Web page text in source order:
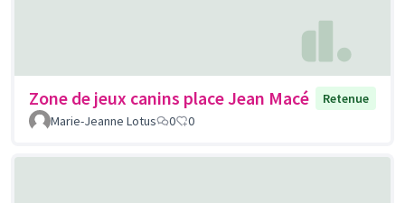
Zone de jeux canins place Jean Macé
Retenue
Marie-Jeanne Lotus
0 0